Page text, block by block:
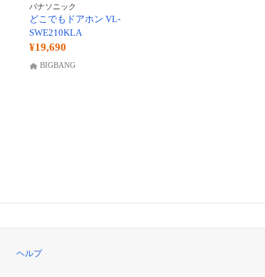
パナソニック
どこでもドアホン VL-
SWE210KLA
¥19,690
BIGBANG
ヘルプ